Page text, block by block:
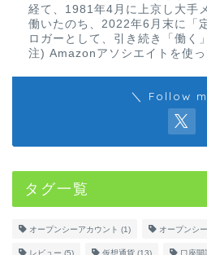
経て、1981年4月に上京し大手
働いたのち、2022年6月末に「
ロガーとして、引き続き「働く
注) Amazonアソシエイトを使っ
＼ Follow
タグ一覧
オープンシーアカウント (1) オープンシ
レビュー (5) 仮想通貨 (13) 口座開